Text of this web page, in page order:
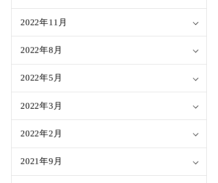
2022年11月
2022年8月
2022年5月
2022年3月
2022年2月
2021年9月